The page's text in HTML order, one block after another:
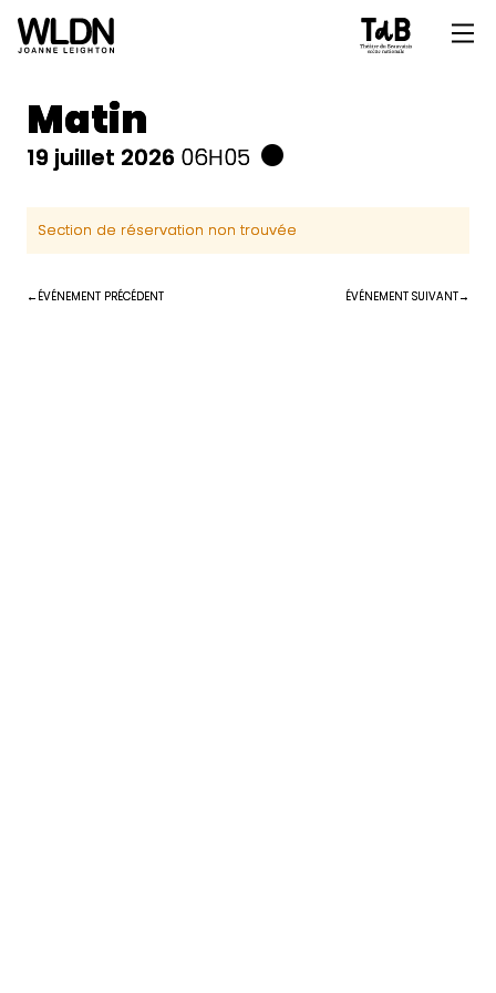
Matin
19 juillet 2026 06H05
Section de réservation non trouvée
ÉVÉNEMENT PRÉCÉDENT ÉVÉNEMENT SUIVANT